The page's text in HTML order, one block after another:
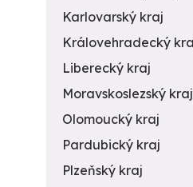
Karlovarský kraj
Královehradecký
Liberecký kraj
Moravskoslezský kraj
Olomoucký kraj
Pardubický kraj
Plzeňský kraj